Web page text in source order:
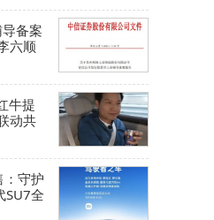
备案
六顺
牛提
动共
：守护
SU7全